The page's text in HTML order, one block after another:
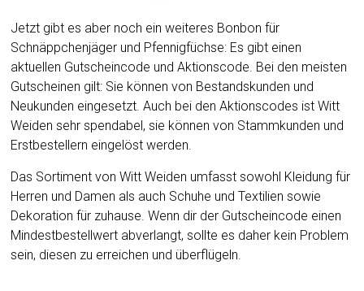
Jetzt gibt es aber noch ein weiteres Bonbon für
Schnäppchenjäger und Pfennigfüchse: Es gibt einen
aktuellen Gutscheincode und Aktionscode. Bei den meisten
Gutscheinen gilt: Sie können von Bestandskunden und
Neukunden eingesetzt. Auch bei den Aktionscodes ist Witt
Weiden sehr spendabel, sie können von Stammkunden und
Erstbestellern eingelöst werden.
Das Sortiment von Witt Weiden umfasst sowohl Kleidung für
Herren und Damen als auch Schuhe und Textilien sowie
Dekoration für zuhause. Wenn dir der Gutscheincode einen
Mindestbestellwert abverlangt, sollte es daher kein Problem
sein, diesen zu erreichen und überflügeln.